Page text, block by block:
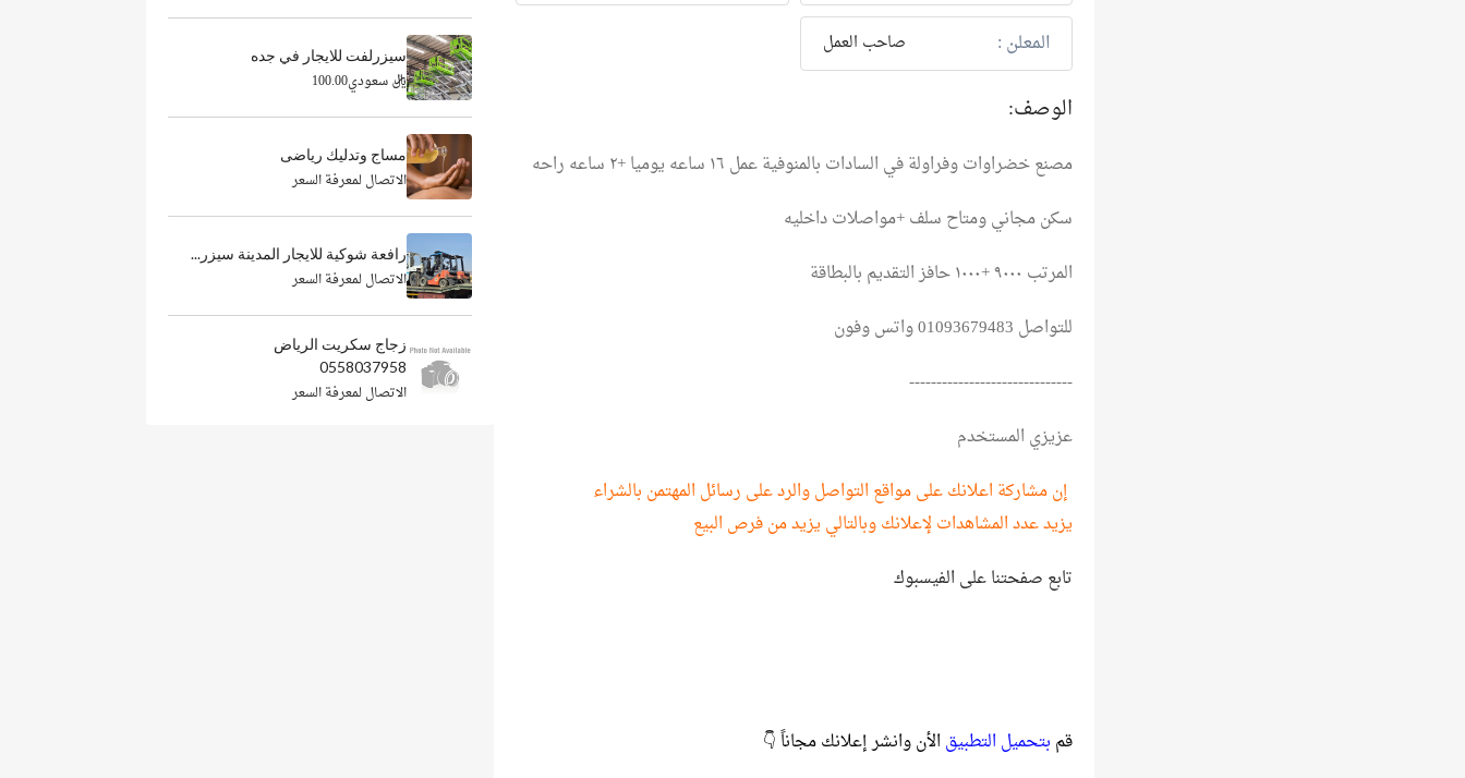
المعلن : صاحب العمل
الوصف:
مصنع خضراوات وفراولة في السادات بالمنوفية عمل ١٦ ساعه يوميا +٢ ساعه راحه
سكن مجاني ومتاح سلف +مواصلات داخليه
المرتب ٩٠٠٠ +١٠٠٠ حافز التقديم بالبطاقة
للتواصل 01093679483 واتس وفون
------------------------------
عزيزي المستخدم
إن مشاركة اعلانك على مواقع التواصل والرد على رسائل المهتمن بالشراء
يزيد عدد المشاهدات لإعلانك وبالتالي يزيد من فرص البيع
تابع صفحتنا على الفيسبوك
قم بتحميل التطبيق الأن وانشر إعلانك مجاناً 👇
سيزرلفت للايجار في جده
ريال سعودي100.00
مساج وتدليك رياضى
الاتصال لمعرفة السعر
رافعة شوكية للايجار المدينة سيزر...
الاتصال لمعرفة السعر
زجاج سكريت الرياض
0558037958
الاتصال لمعرفة السعر